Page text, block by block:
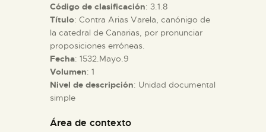
█
EL MUSEO
COLECCIONES
Código de clasificación: 3.1.8
Título: Contra Arias Varela, canónigo de
la catedral de Canarias, por pronunciar
proposiciones erróneas.
Fecha: 1532.Mayo.9
Volumen: 1
Nivel de descripción: Unidad documental
simple
Área de contexto